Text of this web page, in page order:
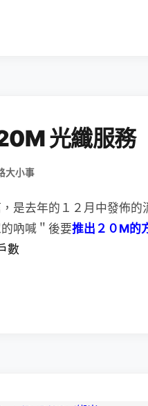
光纖服務
大小事
是去年的１２月中發佈的
吶喊＂後要推出２０M的
數